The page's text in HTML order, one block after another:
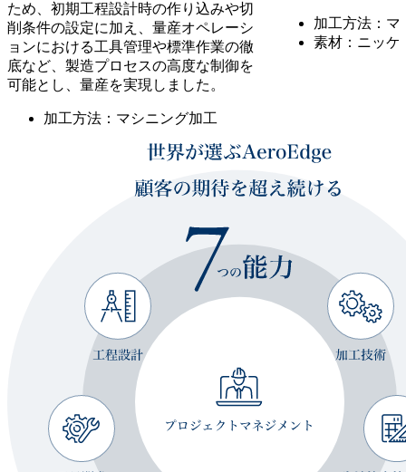
ため、初期工程設計時の作り込みや切
削条件の設定に加え、量産オペレーシ
ョンにおける工具管理や標準作業の徹
底など、製造プロセスの高度な制御を
可能とし、量産を実現しました。
加工方法：マシニング加工
加工方法：マ
素材：ニッケ